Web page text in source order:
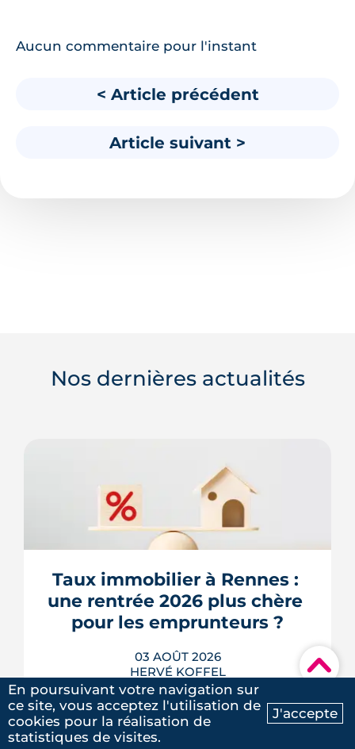
Ma recherche Contactez-nous
▾
Aucun commentaire pour l'instant
< Article précédent
Article suivant >
Nos dernières actualités
Taux immobilier à Rennes :
une rentrée 2026 plus chère
pour les emprunteurs ?
03 AOÛT 2026
HERVÉ KOFFEL
En poursuivant votre navigation sur
ce site, vous acceptez l'utilisation de
cookies pour la réalisation de
statistiques de visites.
J'accepte